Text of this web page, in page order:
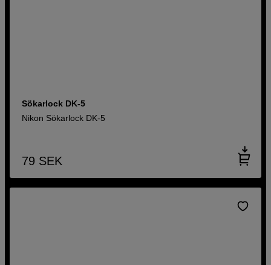
Sökarlock DK-5
Nikon Sökarlock DK-5
79 SEK